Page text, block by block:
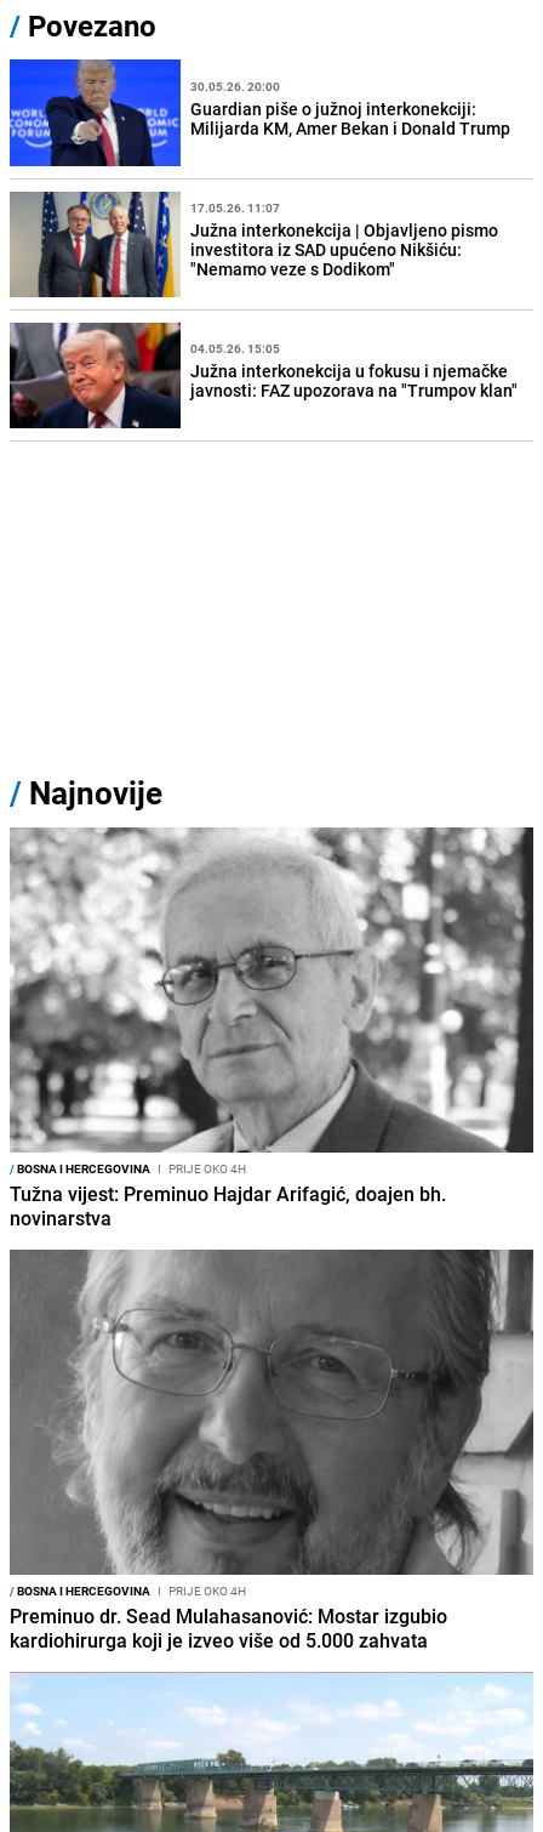
/ Povezano
30.05.26. 20:00
Guardian piše o južnoj interkonekciji:
Milijarda KM, Amer Bekan i Donald Trump
17.05.26. 11:07
Južna interkonekcija | Objavljeno pismo
investitora iz SAD upućeno Nikšiću:
"Nemamo veze s Dodikom"
04.05.26. 15:05
Južna interkonekcija u fokusu i njemačke
javnosti: FAZ upozorava na "Trumpov klan"
/ Najnovije
/BOSNA I HERCEGOVINA I PRIJE OKO 4H
Tužna vijest: Preminuo Hajdar Arifagić, doajen bh.
novinarstva
/BOSNA I HERCEGOVINA I PRIJE OKO 4H
Preminuo dr. Sead Mulahasanović: Mostar izgubio
kardiohirurga koji je izveo više od 5.000 zahvata